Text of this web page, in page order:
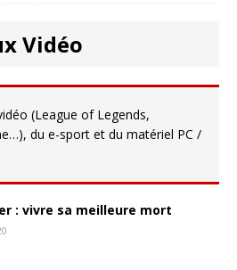
Vidéo
(League of Legends,
du e-sport et du matériel PC /
: vivre sa meilleure mort